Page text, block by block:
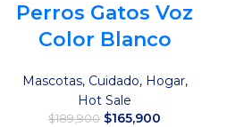
Perros Gatos Voz
Color Blanco
Mascotas, Cuidado, Hogar,
Hot Sale
$189,900 El
$165,900